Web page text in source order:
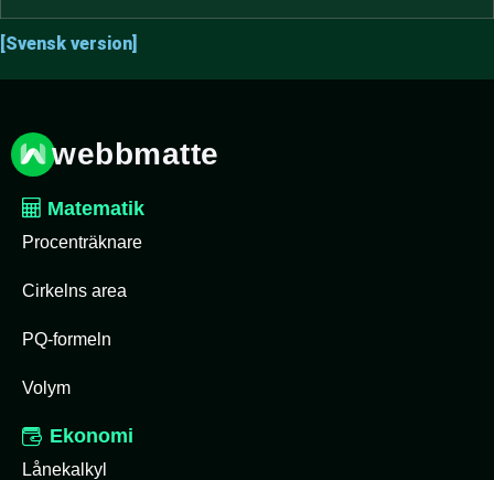
[Svensk version]
webbmatte
Matematik
Procenträknare
Cirkelns area
PQ-formeln
Volym
Ekonomi
Lånekalkyl